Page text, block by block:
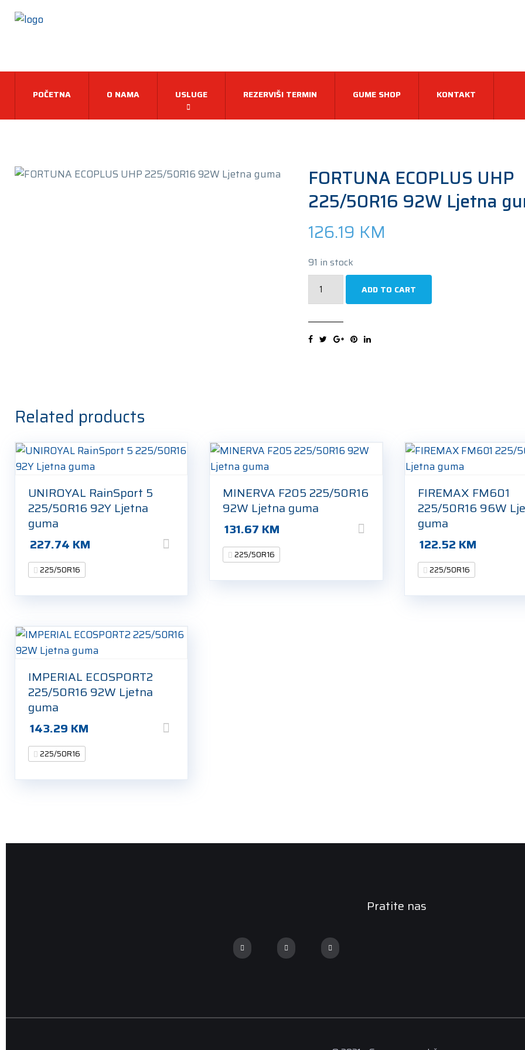
POČETNA O NAMA USLUGE REZERVIŠI TERMIN GUME SHOP KONTAKT
FORTUNA ECOPLUS UHP
225/50R16 92W Ljetna
126.19 KM
91 in stock
92W
ADD TO CART
Related products
UNIROYAL RainSport 5
225/50R16 92Y Ljetna
guma
227.74 KM
225/50R16
MINERVA F205 225/50R16
92W Ljetna guma
131.67 KM
225/50R16
FIREMAX FM601
225/50R16 96W
guma
122.52 KM
225/50R16
IMPERIAL ECOSPORT2
225/50R16 92W Ljetna
guma
143.29 KM
225/50R16
Pratite nas